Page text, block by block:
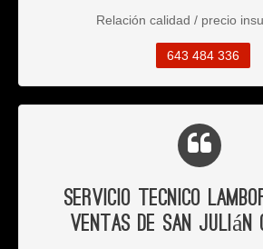
Relación calidad / precio
643 484 336
Servicio Tecnico
Ventas de San Julián